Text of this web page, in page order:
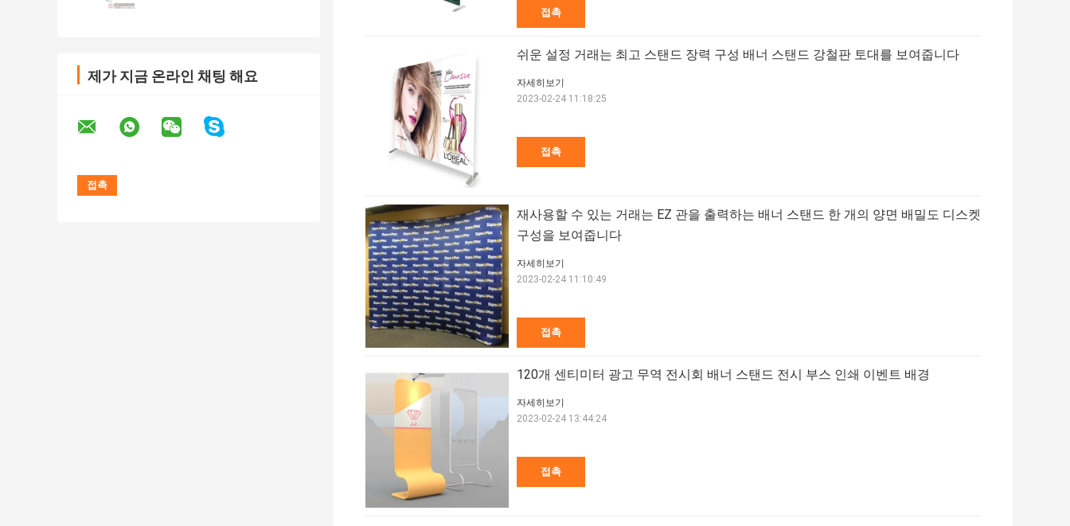
제가 지금 온라인 채팅 해요
접촉
쉬운 설정 거래는 최고 스탠드 장력 구성 배너 스탠드 강철판 토대를 보여줍니다
접촉
자세히보기
2023-02-24 11:18:25
재사용할 수 있는 거래는 EZ 관을 출력하는 배너 스탠드 한 개의 양면 배밀도 디스켓
구성을 보여줍니다
접촉
자세히보기
2023-02-24 11:10:49
120개 센티미터 광고 무역 전시회 배너 스탠드 전시 부스 인쇄 이벤트 배경
접촉
자세히보기
2023-02-24 13:44:24